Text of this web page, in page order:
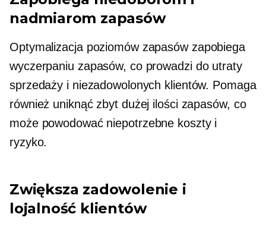
nadmiarom zapasów
Optymalizacja poziomów zapasów zapobiega
wyczerpaniu zapasów, co prowadzi do utraty
sprzedaży i niezadowolonych klientów. Pomaga
również uniknąć zbyt dużej ilości zapasów, co
może powodować niepotrzebne koszty i
ryzyko.
Zwiększa zadowolenie i
lojalność klientów